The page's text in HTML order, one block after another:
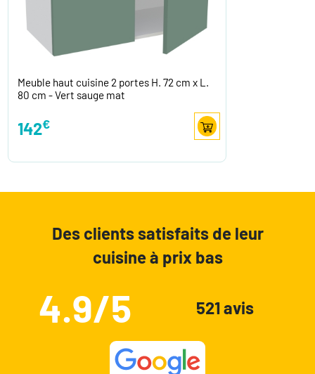
Meuble haut cuisine 2 portes H. 72 cm x L.
80 cm - Vert sauge mat
142€
Des clients satisfaits de leur
cuisine à prix bas
4.9/5 521 avis